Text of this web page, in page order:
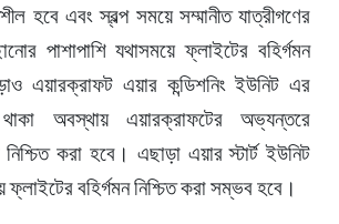
হবে এবং স্বল্প সময়ে সম্মানীত যাত্রীগণের
পাশাপাশি যথাসময়ে ফ্লাইটের বহির্গমন
এয়ারক্রাফট এয়ার কন্ডিশনিং ইউনিট এর
থাকা অবস্থায় এয়ারক্রাফটের অভ্যন্তরে
করা হবে। এছাড়া এয়ার স্টার্ট ইউনিট
বহির্গমন নিশ্চিত করা সম্ভব হবে।